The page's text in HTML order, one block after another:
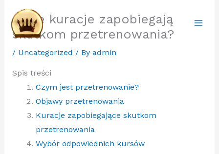
content
Jakie kuracje zapobiegają
skutkom przetrenowania?
/ Uncategorized / By admin
Spis treści
Czym jest przetrenowanie?
Objawy przetrenowania
Kuracje zapobiegające skutkom
przetrenowania
Wybór odpowiednich kursów